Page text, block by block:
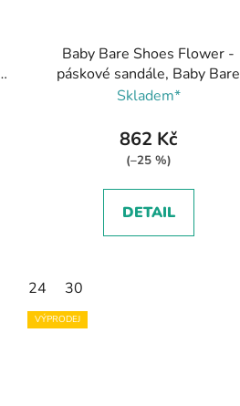
Baby Bare Shoes Flower -
páskové sandále, Baby Bare
Shoes
Skladem*
862 Kč
(–25 %)
DETAIL
24 30
VÝPRODEJ